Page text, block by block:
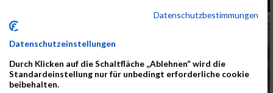
Datenschutzbestimmungen
Datenschutzeinstellungen
Durch Klicken auf die Schaltfläche „Ablehnen“ wird die
Standardeinstellung nur für unbedingt erforderliche cookie
beibehalten.